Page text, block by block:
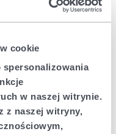
cookie
w naszej witrynie.
z naszej witryny,